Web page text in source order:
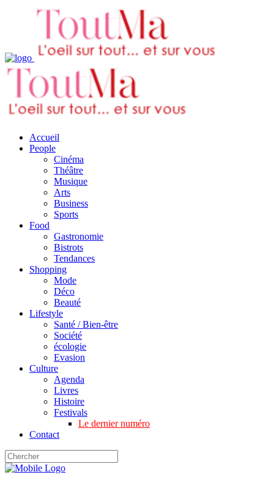
Accueil
People
Cinéma
Théâtre
Musique
Arts
Business
Sports
Food
Gastronomie
Bistrots
Tendances
Shopping
Mode
Déco
Beauté
Lifestyle
Santé / Bien-être
Société
écologie
Evasion
Culture
Agenda
Livres
Histoire
Festivals
Le dernier numéro
Contact